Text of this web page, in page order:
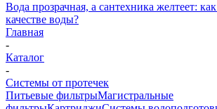
Вода прозрачная, а сантехника желтеет:
качестве воды?
Главная
-
Каталог
-
Системы от протечек
Питьевые фильтрыМагистральные